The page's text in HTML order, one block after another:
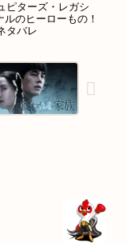
ピターズ・レガシ
のヒーローもの！
タバレ